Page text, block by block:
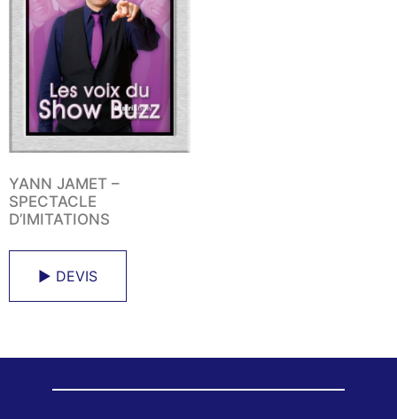
YANN JAMET –
SPECTACLE
D’IMITATIONS
► DEVIS